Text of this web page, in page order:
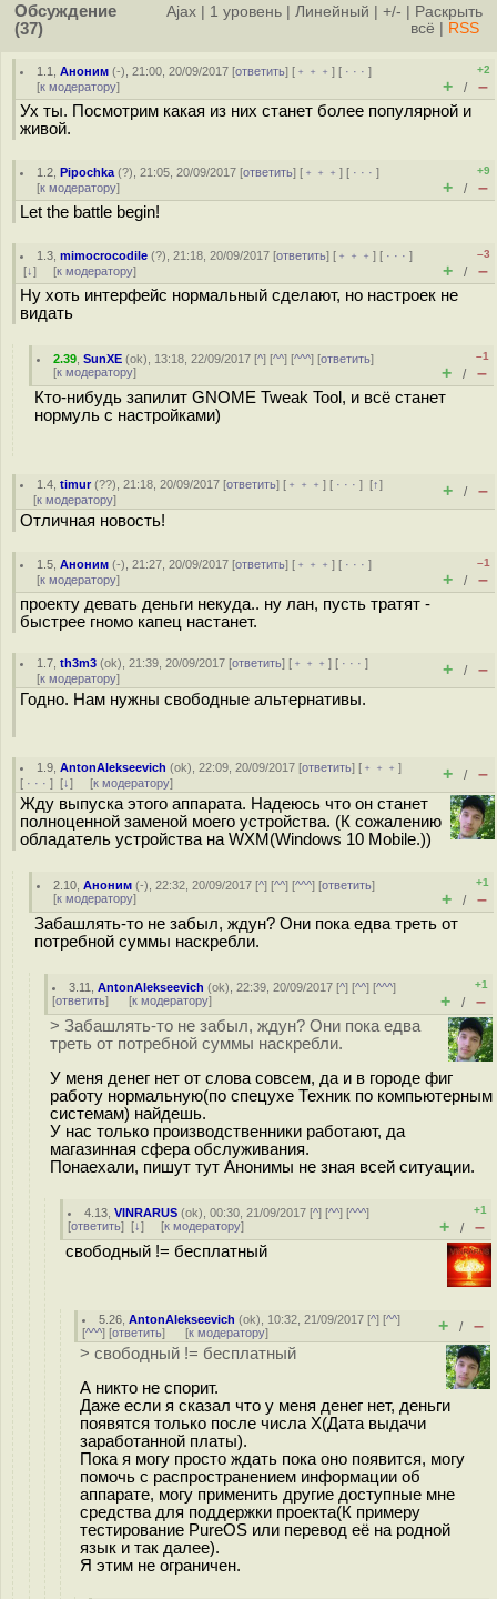
Обсуждение
(37)
Ajax 1 уровень Линейный +/-
Раскрыть
всё
RSS
1.1 ,Аноним (-), 21:00, 20/09/2017 [ответить] [ ﹢﹢﹢] [ · · ·]
[к модератору]
+2
+ / –
Ух ты. Посмотрим какая из них станет более популярной и
живой.
1.2 ,Pipochka (?), 21:05, 20/09/2017 [ответить] [ ﹢﹢﹢] [ · · ·]
[к модератору]
+9
+ / –
Let the battle begin!
1.3 ,mimocrocodile (?), 21:18, 20/09/2017 [ответить] [ ﹢﹢﹢] [ · · ·]
[↓] [к модератору]
–3
+ / –
Ну хоть интерфейс нормальный сделают, но настроек не
видать
2.39 ,SunXE (ok), 13:18, 22/09/2017 [^] [^^] [^^^] [ответить]
[к модератору]
–1
+ / –
Кто-нибудь запилит GNOME Tweak Tool, и всё станет
нормуль с настройками)
1.4 ,timur(??), 21:18, 20/09/2017 [ответить] [ ﹢﹢﹢] [ · · ·][↑]
[к модератору] + / –
Отличная новость!
1.5 ,Аноним (-), 21:27, 20/09/2017 [ответить] [ ﹢﹢﹢] [ · · ·]
[к модератору]
–1
+ / –
проекту девать деньги некуда.. ну лан, пусть тратят -
быстрее гномо капец настанет.
1.7 ,th3m3 (ok), 21:39, 20/09/2017 [ответить] [ ﹢﹢﹢] [ · · ·]
[к модератору] + / –
Годно. Нам нужны свободные альтернативы.
1.9 ,AntonAlekseevich (ok), 22:09, 20/09/2017 [ответить] [ ﹢﹢﹢]
[ · · · ] [↓] [к модератору] + / –
Жду выпуска этого аппарата. Надеюсь что он станет
полноценной заменой моего устройства. (К сожалению
обладатель устройства на WXM(Windows 10 Mobile.))
2.10 ,Аноним (-), 22:32, 20/09/2017 [^] [^^] [^^^] [ответить]
[к модератору]
+1
+ / –
Забашлять-то не забыл, ждун? Они пока едва треть от
потребной суммы наскребли.
3.11 ,AntonAlekseevich (ok), 22:39, 20/09/2017 [^] [^^] [^^^]
[ответить] [к модератору]
+1
+ / –
> Забашлять-то не забыл, ждун? Они пока едва
треть от потребной суммы наскребли.
У меня денег нет от слова совсем, да и в городе фиг
работу нормальную(по спецухе Техник по компьютерным
системам) найдешь.
У нас только производственники работают, да
магазинная сфера обслуживания.
Понаехали, пишут тут Анонимы не зная всей ситуации.
4.13 ,VINRARUS (ok), 00:30, 21/09/2017 [^] [^^] [^^^]
[ответить] [↓] [к модератору]
+1
+ / –
свободный != бесплатный
5.26 ,AntonAlekseevich (ok), 10:32, 21/09/2017 [^] [^^]
[^^^] [ответить] [к модератору] + / –
> свободный != бесплатный
А никто не спорит.
Даже если я сказал что у меня денег нет, деньги
появятся только после числа X(Дата выдачи
заработанной платы).
Пока я могу просто ждать пока оно появится, могу
помочь с распространением информации об
аппарате, могу применить другие доступные мне
средства для поддержки проекта(К примеру
тестирование PureOS или перевод её на родной
язык и так далее).
Я этим не ограничен.